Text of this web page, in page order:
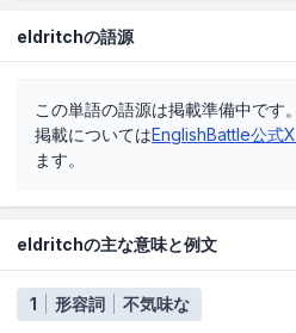
eldritchの語源
この単語の語源は掲載準備中です。
掲載についてはEnglishBattle公式X
ます。
eldritchの主な意味と例文
1 形容詞 不気味な